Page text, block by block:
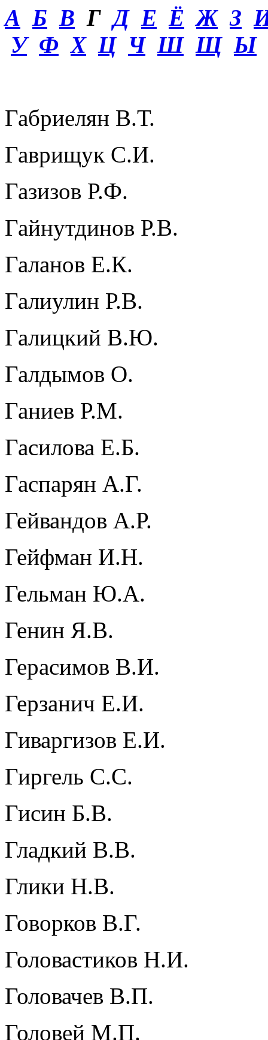
А Б В ГД Е Ё Ж З
У Ф Х Ц Ч Ш Щ Ы
Габриелян В.Т.
Гаврищук С.И.
Газизов Р.Ф.
Гайнутдинов Р.В.
Галанов Е.К.
Галиулин Р.В.
Галицкий В.Ю.
Галдымов О.
Ганиев Р.М.
Гасилова Е.Б.
Гаспарян А.Г.
Гейвандов А.Р.
Гейфман И.Н.
Гельман Ю.А.
Генин Я.В.
Герасимов В.И.
Герзанич Е.И.
Гиваргизов Е.И.
Гиргель С.С.
Гисин Б.В.
Гладкий В.В.
Глики Н.В.
Говорков В.Г.
Головастиков Н.И.
Головачев В.П.
Головей М.П.